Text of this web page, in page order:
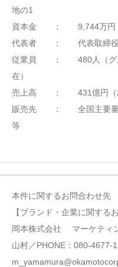
地の1
資本金 ： 9,744万円
代表者 ： 代表取締役
従業員 ： 480人（グル
在）
売上高 ： 431億円（
販売先 ： 全国主要量販
等
本件に関するお問合わせ先
【ブランド・企業に関する
岡本株式会社 マーケティ
山村／PHONE：080-